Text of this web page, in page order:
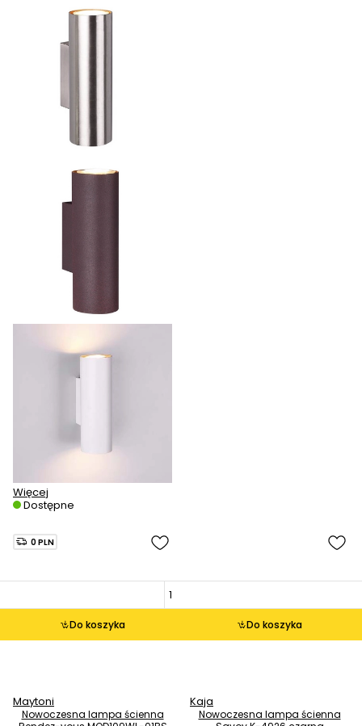
Więcej
Dostępne
Do koszyka
0 PLN
Maytoni
Nowoczesna lampa ścienna
Do koszyka
Kaja
Nowoczesna lampa ścienna